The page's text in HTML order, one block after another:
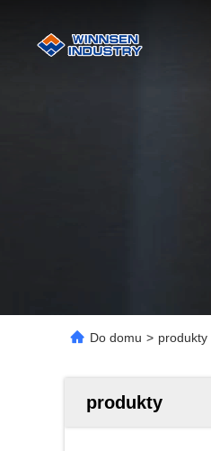
Do domu > produkty
produkty